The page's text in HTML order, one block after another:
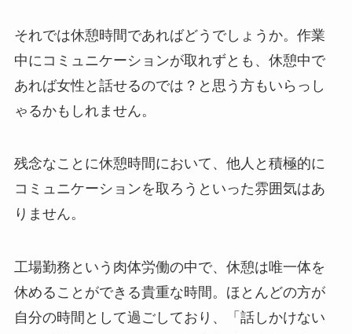
それでは休憩時間であればどうでしょうか。作業
中にコミュニケーションが取れずとも、休憩中で
あれば女性と話せるのでは？と思う方もいらっし
ゃるかもしれません。
残念なことに休憩時間において、他人と積極的に
コミュニケーションを取ろうといった雰囲気はあ
りません。
工場勤務という肉体労働の中で、休憩は唯一体を
休めることができる貴重な時間。ほとんどの方が
自分の時間として過ごしており、「話しかけない